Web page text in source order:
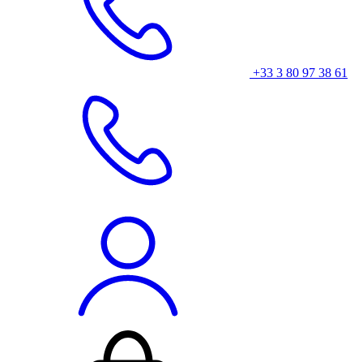
+33 3 80 97 38 61